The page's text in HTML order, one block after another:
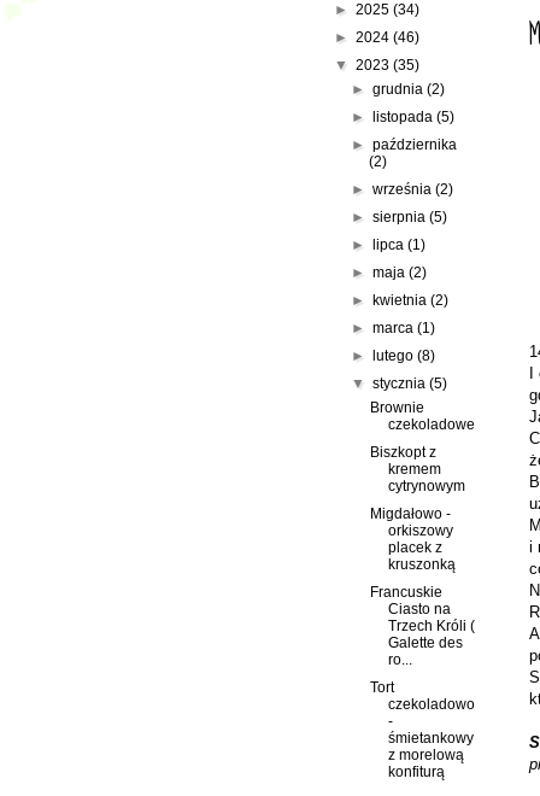
I
i
► 2025 (34)
► 2024 (46)
▼ 2023 (35)
►grudnia(2)
►
listopada(5)
►października
(2)
►września(2)
►sierpnia(5)
►
lipca(1)
►maja(2)
► kwietnia(2)
►marca(1)
►
lutego(8)
▼stycznia(5)
Brownie
czekoladowe
Biszkopt z
kremem
cytrynowym
Migdałowo -
orkiszowy
placek z
kruszonką
Francuskie
Ciasto na
Trzech Króli (
Galette des
ro...
Tort
czekoladowo
-
śmietankowy
z morelową
konfiturą